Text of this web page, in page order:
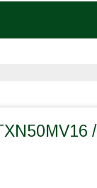
/